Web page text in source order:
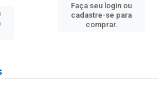
Faça seu login ou
cadastre-se para
comprar.